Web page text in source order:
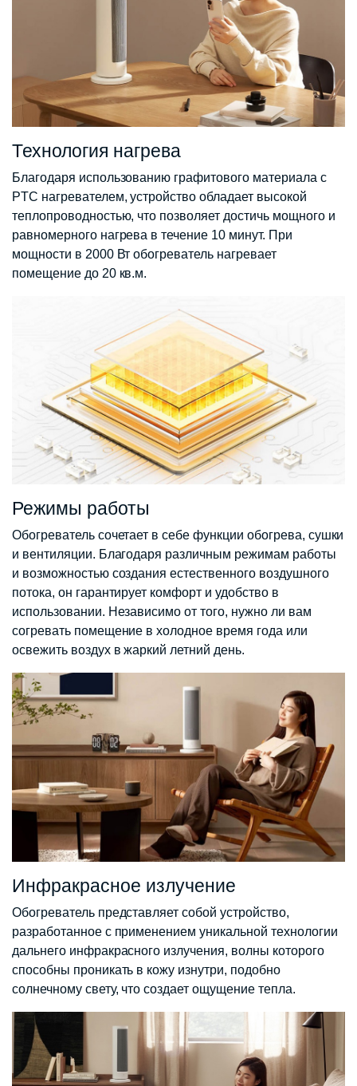
Технология нагрева
Благодаря использованию графитового материала с
PTC нагревателем, устройство обладает высокой
теплопроводностью, что позволяет достичь мощного и
равномерного нагрева в течение 10 минут. При
мощности в 2000 Вт обогреватель нагревает
помещение до 20 кв.м.
Режимы работы
Обогреватель сочетает в себе функции обогрева, сушки
и вентиляции. Благодаря различным режимам работы
и возможностью создания естественного воздушного
потока, он гарантирует комфорт и удобство в
использовании. Независимо от того, нужно ли вам
согревать помещение в холодное время года или
освежить воздух в жаркий летний день.
Инфракрасное излучение
Обогреватель представляет собой устройство,
разработанное с применением уникальной технологии
дальнего инфракрасного излучения, волны которого
способны проникать в кожу изнутри, подобно
солнечному свету, что создает ощущение тепла.